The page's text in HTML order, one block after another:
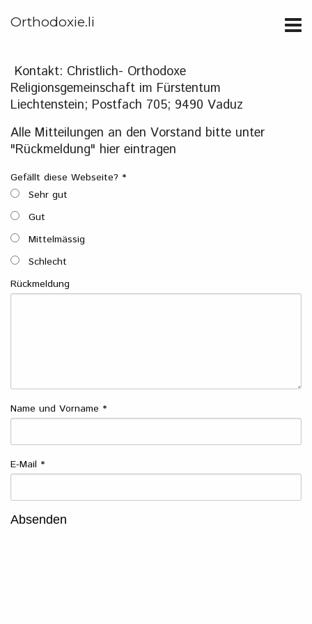
Orthodoxie.li
Kontakt: Christlich- Orthodoxe
Religionsgemeinschaft im Fürstentum
Liechtenstein; Postfach 705; 9490 Vaduz
Alle Mitteilungen an den Vorstand bitte unter
"Rückmeldung" hier eintragen
Gefällt diese Webseite? *
Sehr gut
Gut
Mittelmässig
Schlecht
Rückmeldung
Name und Vorname *
E-Mail *
Absenden